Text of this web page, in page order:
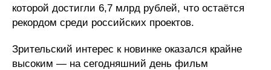
которой достигли 6,7 млрд рублей, что остаётся
рекордом среди российских проектов.
Зрительский интерес к новинке оказался крайне
высоким — на сегодняшний день фильм